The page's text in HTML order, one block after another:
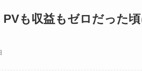
PVも収益もゼロだった